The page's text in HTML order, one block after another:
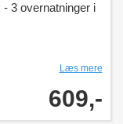
3 overnatninger i
Læs mere
609,-